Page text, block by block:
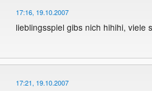
17:16, 19.10.2007
lieblingsspiel gibs nich hihihi, viele
17:21, 19.10.2007